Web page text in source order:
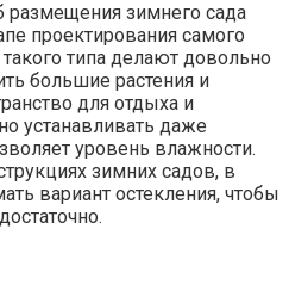
размещения зимнего сада
проектирования самого
типа делают довольно
большие растения и
для отдыха и
устанавливать даже
уровень влажности.
зимних садов, в
вариант остекления, чтобы